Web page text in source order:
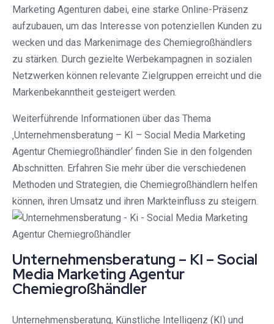
Marketing Agenturen dabei, eine starke Online-Präsenz
aufzubauen, um das Interesse von potenziellen Kunden zu
wecken und das Markenimage des Chemiegroßhändlers
zu stärken. Durch gezielte Werbekampagnen in sozialen
Netzwerken können relevante Zielgruppen erreicht und die
Markenbekanntheit gesteigert werden.
Weiterführende Informationen über das Thema
‚Unternehmensberatung – KI – Social Media Marketing
Agentur Chemiegroßhändler‘ finden Sie in den folgenden
Abschnitten. Erfahren Sie mehr über die verschiedenen
Methoden und Strategien, die Chemiegroßhändlern helfen
können, ihren Umsatz und ihren Markteinfluss zu steigern.
Unternehmensberatung – KI – Social
Media Marketing Agentur
Chemiegroßhändler
Unternehmensberatung, Künstliche Intelligenz (KI) und